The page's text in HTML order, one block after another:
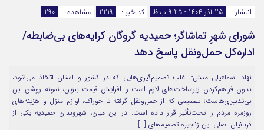
سروش
ایتا
آپارات
اپلیکیشن
مرا به خاطر بسپار
انتشار :
25 آذر 1404 - 9:25 ب.ظ کد خبر : 2219 مشاهده : 290
شورای شهرِ تماشاگر؛ حمیدیه گروگان کرایه‌های بی‌ضابطه/
اداره‌کل حمل‌ونقل پاسخ دهد
نهاد اسماعیلی منش- اغلب تصمیم‌گیری‌هایی که در کشور و استان اتخاذ می‌شود،
بدون فراهم‌کردن زیرساخت‌های لازم است و افزایش قیمت بنزین، نمونه روشن این
بی‌تدبیری‌هاست؛ تصمیمی که از حمل‌ونقل گرفته تا خوراک، لوازم منزل و هزینه‌های
روزمره مردم را تحت‌تأثیر قرار داده است. در این میان، شهروندان حمیدیه یکی از
قربانیان اصلی این زنجیره تصمیم‌های […]